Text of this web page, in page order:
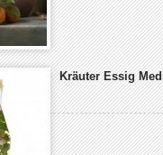
Kräuter Essig